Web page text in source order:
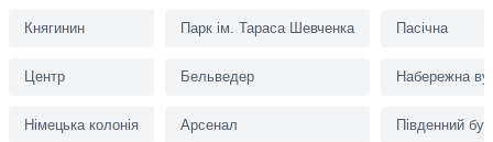
Княгинин
Центр
Німецька колонія
Парк ім. Тараса Шевченка
Бельведер
Арсенал
Пасiчна
Набережна
Південний